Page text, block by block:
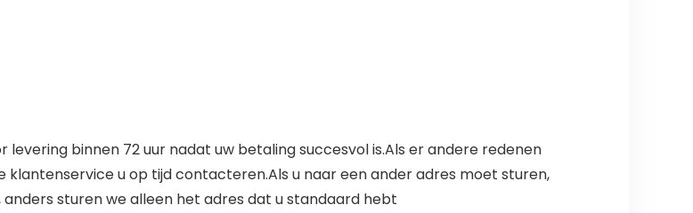
binnen 72 uur nadat uw betaling succesvol is.Als er andere redenen
klantenservice u op tijd contacteren.Als u naar een ander adres moet sturen,
sturen we alleen het adres dat u standaard hebt